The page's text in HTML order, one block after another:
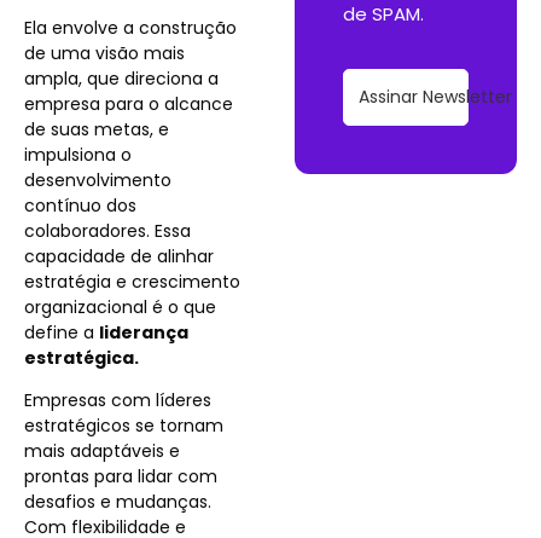
Ela envolve a construção
de uma visão mais
ampla, que direciona a
empresa para o alcance
de suas metas, e
impulsiona o
desenvolvimento
contínuo dos
colaboradores. Essa
capacidade de alinhar
estratégia e crescimento
organizacional é o que
define a liderança
estratégica.
Empresas com líderes
estratégicos se tornam
mais adaptáveis e
prontas para lidar com
desafios e mudanças.
Com flexibilidade e
de SPAM.
Assinar Newsletter